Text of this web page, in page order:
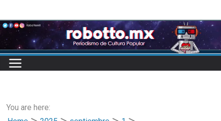
to
content
You are here: